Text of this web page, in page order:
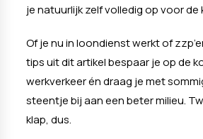
je natuurlijk zelf volledig op voor de
Of je nu in loondienst werkt of
tips uit dit artikel bespaar je op de
werkverkeer én draag je met
steentje bij aan een beter milieu.
klap, dus.